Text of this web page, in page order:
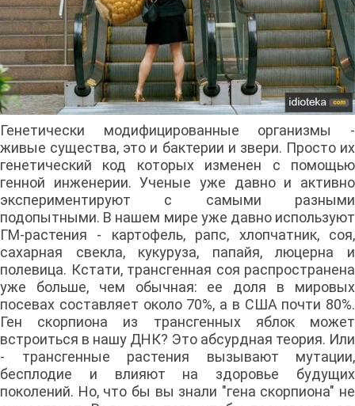
Генетически модифицированные организмы -
живые существа, это и бактерии и звери. Просто их
генетический код которых изменен с помощью
генной инженерии. Ученые уже давно и активно
экспериментируют с самыми разными
подопытными. В нашем мире уже давно используют
ГМ-растения - картофель, рапс, хлопчатник, соя,
сахарная свекла, кукуруза, папайя, люцерна и
полевица. Кстати, трансгенная соя распространена
уже больше, чем обычная: ее доля в мировых
посевах составляет около 70%, а в США почти 80%.
Ген скорпиона из трансгенных яблок может
встроиться в нашу ДНК? Это абсурдная теория. Или
- трансгенные растения вызывают мутации,
бесплодие и влияют на здоровье будущих
поколений. Но, что бы вы знали "гена скорпиона" не